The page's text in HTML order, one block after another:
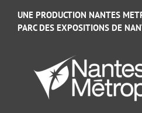
UNE PRODUCTION NANTES
PARC DES EXPOSITIONS DE